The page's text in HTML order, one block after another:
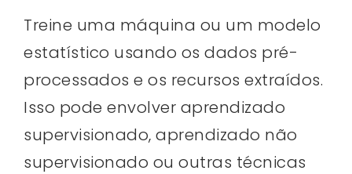
Treine uma máquina ou um modelo
estatístico usando os dados pré-
processados ​​e os recursos extraídos.
Isso pode envolver aprendizado
supervisionado, aprendizado não
supervisionado ou outras técnicas